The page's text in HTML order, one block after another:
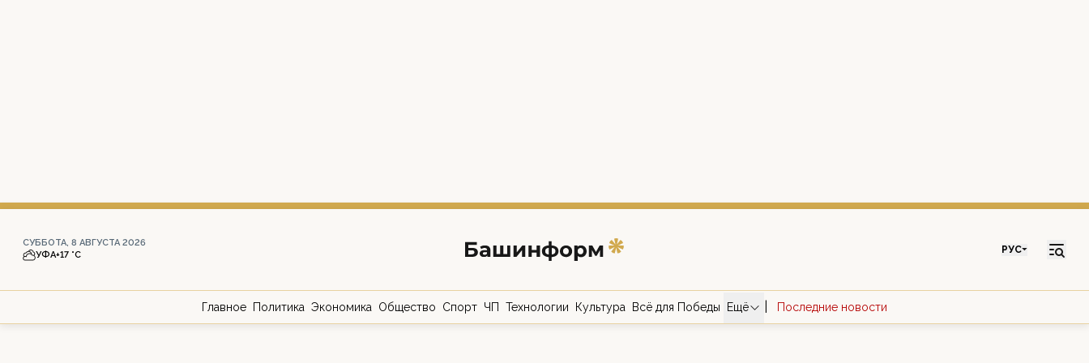
СУББОТА, 8 АВГУСТА 2026
УФА+17 °С РУС
Главное Политика Экономика Общество Спорт ЧП Технологии Культура Всё для Победы Ещё Последние новости